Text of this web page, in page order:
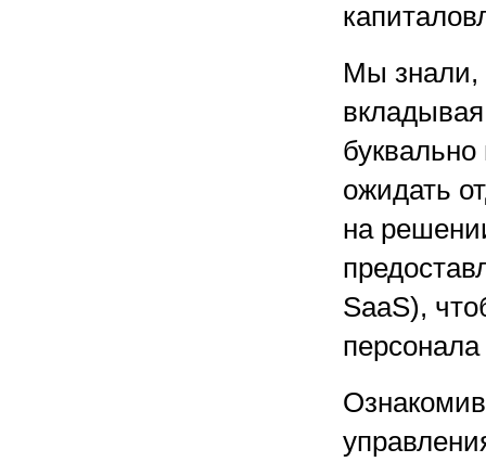
Мы знали,
ожидать
на
SaaS),